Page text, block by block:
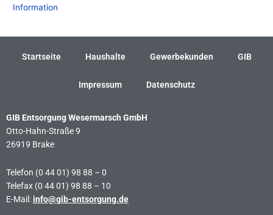
Information
Startseite Haushalte Gewerbekunden GIB
Impressum Datenschutz
GIB Entsorgung Wesermarsch GmbH
Otto-Hahn-Straße 9
26919 Brake
Telefon (0 44 01) 98 88 – 0
Telefax (0 44 01) 98 88 – 10
E-Mail: info@gib-entsorgung.de